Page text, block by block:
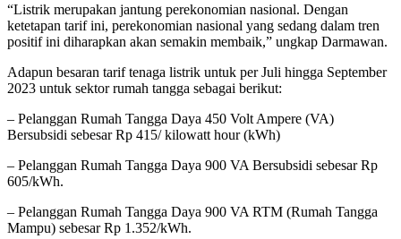
“Listrik merupakan jantung perekonomian nasional. Dengan
ketetapan tarif ini, perekonomian nasional yang sedang dalam tren
positif ini diharapkan akan semakin membaik,” ungkap Darmawan.
Adapun besaran tarif tenaga listrik untuk per Juli hingga September
2023 untuk sektor rumah tangga sebagai berikut:
– Pelanggan Rumah Tangga Daya 450 Volt Ampere (VA)
Bersubsidi sebesar Rp 415/ kilowatt hour (kWh)
– Pelanggan Rumah Tangga Daya 900 VA Bersubsidi sebesar Rp
605/kWh.
– Pelanggan Rumah Tangga Daya 900 VA RTM (Rumah Tangga
Mampu) sebesar Rp 1.352/kWh.